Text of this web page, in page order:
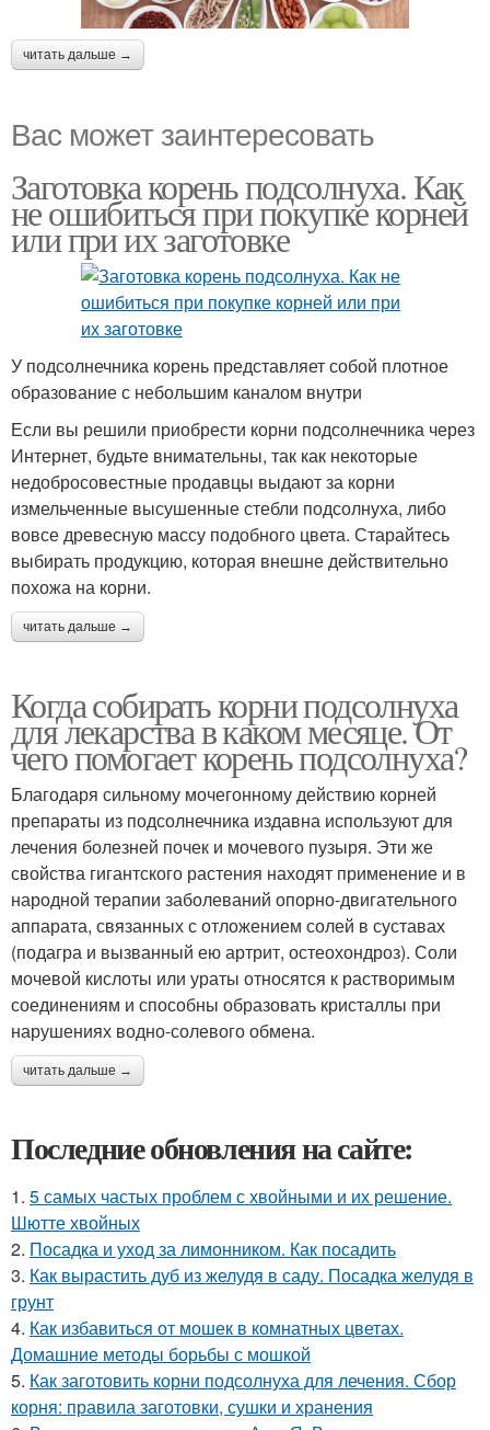
читать дальше →
Вас может заинтересовать
Заготовка корень подсолнуха. Как
не ошибиться при покупке корней
или при их заготовке
У подсолнечника корень представляет собой плотное
образование с небольшим каналом внутри
Если вы решили приобрести корни подсолнечника через
Интернет, будьте внимательны, так как некоторые
недобросовестные продавцы выдают за корни
измельченные высушенные стебли подсолнуха, либо
вовсе древесную массу подобного цвета. Старайтесь
выбирать продукцию, которая внешне действительно
похожа на корни.
читать дальше →
Когда собирать корни подсолнуха
для лекарства в каком месяце. От
чего помогает корень подсолнуха?
Благодаря сильному мочегонному действию корней
препараты из подсолнечника издавна используют для
лечения болезней почек и мочевого пузыря. Эти же
свойства гигантского растения находят применение и в
народной терапии заболеваний опорно-двигательного
аппарата, связанных с отложением солей в суставах
(подагра и вызванный ею артрит, остеохондроз). Соли
мочевой кислоты или ураты относятся к растворимым
соединениям и способны образовать кристаллы при
нарушениях водно-солевого обмена.
читать дальше →
Последние обновления на сайте:
1. 5 самых частых проблем с хвойными и их решение.
Шютте хвойных
2. Посадка и уход за лимонником. Как посадить
3. Как вырастить дуб из желудя в саду. Посадка желудя в
грунт
4. Как избавиться от мошек в комнатных цветах.
Домашние методы борьбы с мошкой
5. Как заготовить корни подсолнуха для лечения. Сбор
корня: правила заготовки, сушки и хранения